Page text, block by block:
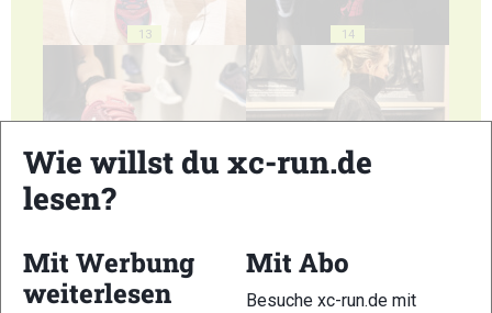
13 14
Wie willst du xc-run.de
lesen?
Mit Werbung
weiterlesen
Mit Abo
Besuche xc-run.de mit